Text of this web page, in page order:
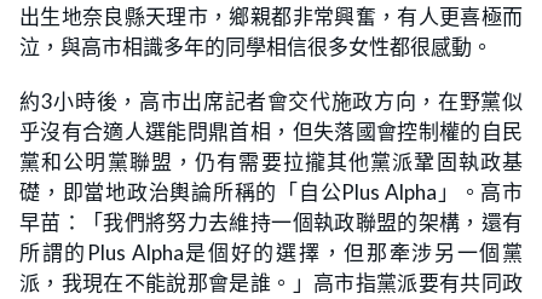
出生地奈良縣天理市，鄉親都非常興奮，有人更喜極而
泣，與高市相識多年的同學相信很多女性都很感動。
約3小時後，高市出席記者會交代施政方向，在野黨似
乎沒有合適人選能問鼎首相，但失落國會控制權的自民
黨和公明黨聯盟，仍有需要拉攏其他黨派鞏固執政基
礎，即當地政治輿論所稱的「自公Plus Alpha」。高市
早苗：「我們將努力去維持一個執政聯盟的架構，還有
所謂的Plus Alpha是個好的選擇，但那牽涉另一個黨
派，我現在不能說那會是誰。」高市指黨派要有共同政